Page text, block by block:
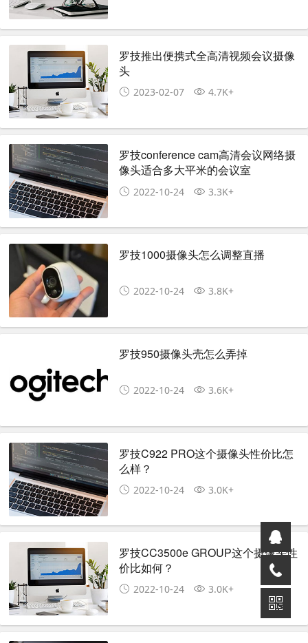
罗技推出便携式全高清视频会议摄像
头
2023-02-07 4.7K+
罗技conference cam高清会议网络摄
像头适合多大平米的会议室
2022-10-24 3.3K+
罗技1000摄像头怎么调整直播
2022-10-24 3.8K+
罗技950摄像头壳怎么弄掉
2022-10-24 3.6K+
罗技C922 PRO这个摄像头性价比怎
么样？
2022-10-24 3.0K+
罗技CC3500e GROUP这个摄像头性
价比如何？
2022-10-24 3.0K+